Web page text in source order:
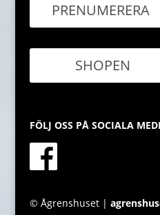
PRENUMERERA
SHOPEN
FÖLJ OSS PÅ SOCIALA
© Ågrenshuset |